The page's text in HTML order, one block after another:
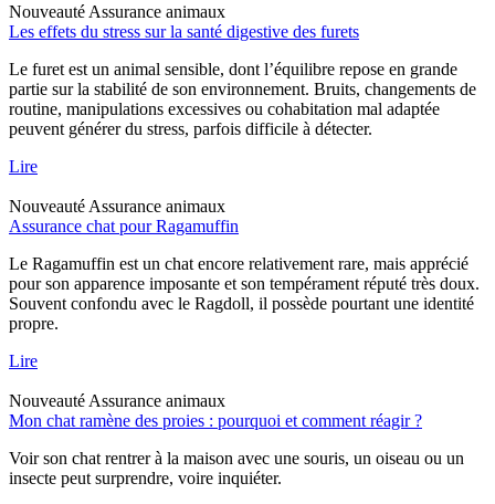
Nouveauté Assurance animaux
Les effets du stress sur la santé digestive des furets
Le furet est un animal sensible, dont l’équilibre repose en grande
partie sur la stabilité de son environnement. Bruits, changements de
routine, manipulations excessives ou cohabitation mal adaptée
peuvent générer du stress, parfois difficile à détecter.
Lire
Nouveauté Assurance animaux
Assurance chat pour Ragamuffin
Le Ragamuffin est un chat encore relativement rare, mais apprécié
pour son apparence imposante et son tempérament réputé très doux.
Souvent confondu avec le Ragdoll, il possède pourtant une identité
propre.
Lire
Nouveauté Assurance animaux
Mon chat ramène des proies : pourquoi et comment réagir ?
Voir son chat rentrer à la maison avec une souris, un oiseau ou un
insecte peut surprendre, voire inquiéter.